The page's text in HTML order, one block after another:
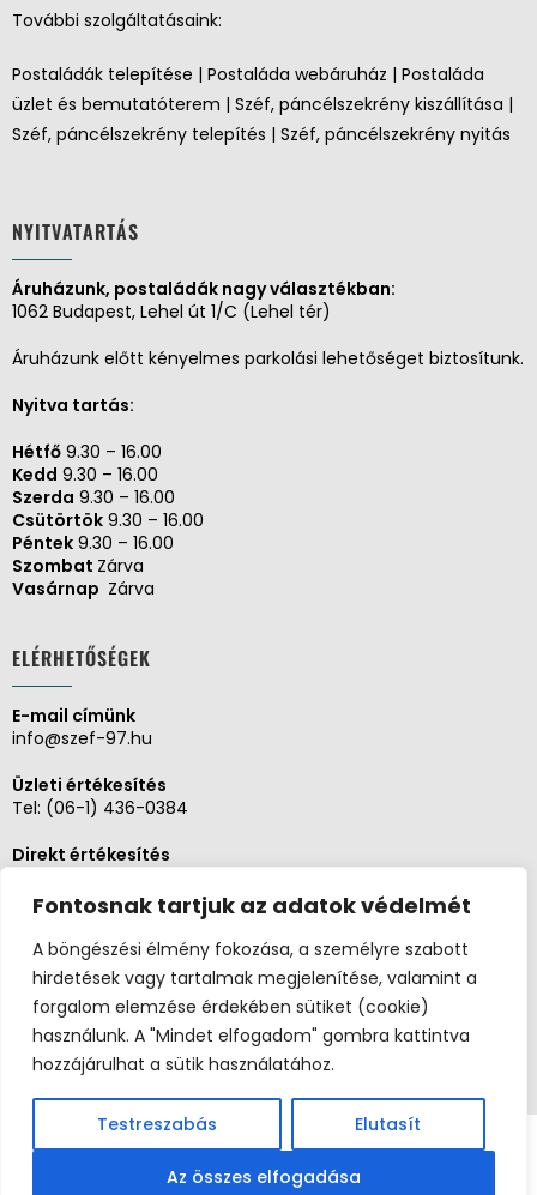
Fontosnak tartjuk az adatok védelmét
A böngészési élmény fokozása, a személyre szabott
hirdetések vagy tartalmak megjelenítése, valamint a
forgalom elemzése érdekében sütiket (cookie)
használunk. A "Mindet elfogadom" gombra kattintva
hozzájárulhat a sütik használatához.
Testreszabás Elutasít
Az összes elfogadása
További szolgáltatásaink:
Postaládák telepítése | Postaláda webáruház | Postaláda
üzlet és bemutatóterem | Széf, páncélszekrény kiszállítása |
Széf, páncélszekrény telepítés | Széf, páncélszekrény nyitás
NYITVATARTÁS
Áruházunk, postaládák nagy választékban:
1062 Budapest, Lehel út 1/C (Lehel tér)
Áruházunk előtt kényelmes parkolási lehetőséget biztosítunk.
Nyitva tartás:
Hétfő 9.30 – 16.00
Kedd 9.30 – 16.00
Szerda 9.30 – 16.00
Csütörtök 9.30 – 16.00
Péntek 9.30 – 16.00
Szombat Zárva
Vasárnap Zárva
ELÉRHETŐSÉGEK
E-mail címünk
info@szef-97.hu
Üzleti értékesítés
Tel: (06-1) 436-0384
Direkt értékesítés
Adminisztráció, Pénzügy
Tel: (06-1) 430-1930
Szerviz és karbantartás
Tel:(06-20) 326-8654
(06-1) 436-0384|info@szef-97.hu